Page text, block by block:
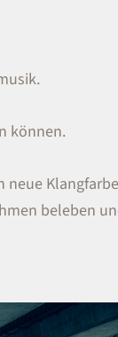
können.
beleben